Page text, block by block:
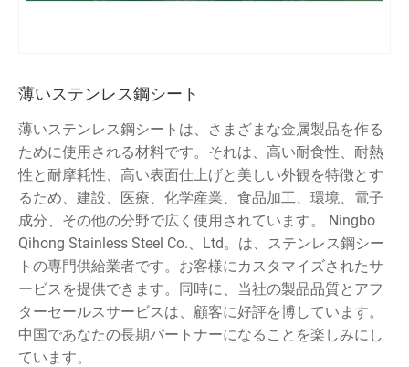
薄いステンレス鋼シート
薄いステンレス鋼シートは、さまざまな金属製品を作る
ために使用される材料です。それは、高い耐食性、耐熱
性と耐摩耗性、高い表面仕上げと美しい外観を特徴とす
るため、建設、医療、化学産業、食品加工、環境、電子
成分、その他の分野で広く使用されています。 Ningbo
Qihong Stainless Steel Co.、Ltd。は、ステンレス鋼シー
トの専門供給業者です。お客様にカスタマイズされたサ
ービスを提供できます。同時に、当社の製品品質とアフ
ターセールスサービスは、顧客に好評を博しています。
中国であなたの長期パートナーになることを楽しみにし
ています。